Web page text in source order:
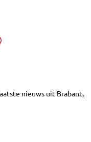
nieuws uit Brabant,